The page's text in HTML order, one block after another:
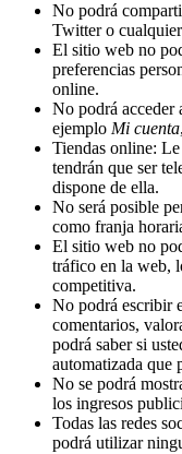
No podrá
Twitter o
El sitio web no
preferencias
online.
No podrá acceder
ejemplo Mi cuenta
Tiendas online:
tendrán que ser
dispone de ella.
No será posible
como franja
El sitio web no
tráfico en la web,
competitiva.
No podrá escribir
comentarios,
podrá saber si
automatizada que
No se podrá
los ingresos
Todas las redes
podrá utilizar